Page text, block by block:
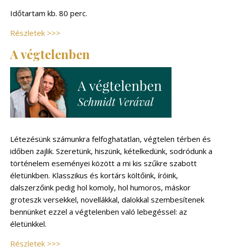
Időtartam kb. 80 perc.
Részletek >>>
A végtelenben
Létezésünk számunkra felfoghatatlan, végtelen térben és
időben zajlik. Szeretünk, hiszünk, kételkedünk, sodródunk a
történelem eseményei között a mi kis szűkre szabott
életünkben. Klasszikus és kortárs költőink, íróink,
dalszerzőink pedig hol komoly, hol humoros, máskor
groteszk versekkel, novellákkal, dalokkal szembesítenek
bennünket ezzel a végtelenben való lebegéssel: az
életünkkel.
Részletek >>>